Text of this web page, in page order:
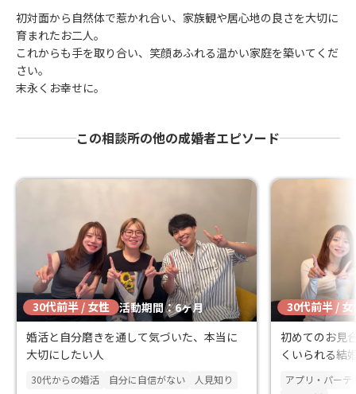
初対面から自然体で惹かれ合い、家族観や居心地の良さを大切に
育まれたお二人。
これからも手を取り合い、笑顔あふれる温かい家庭を築いてくだ
さい。
末永くお幸せに。
この相談所の他の成婚者エピソード
30代前半 / 女性 活動期間：6ヶ月
婚活と自分磨きを通して気づいた、本当に
大切にしたい人
30代からの婚活 自分に自信がない 人見知り
30代前半 / 女
初めてのお見
くいられる結
アプリ・パーテ